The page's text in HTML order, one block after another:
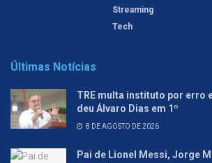
Streaming
Tech
Últimas Notícias
TRE multa instituto por erro
deu Álvaro Dias em 1º
8 DE AGOSTO DE 2026
Pai de Lionel Messi, Jorge